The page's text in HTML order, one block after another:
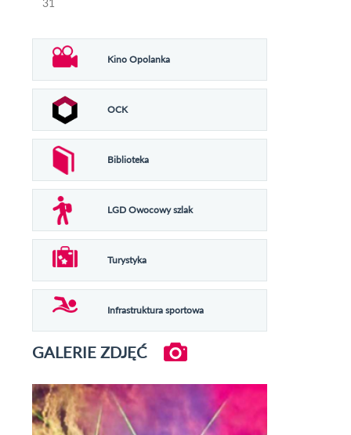
31
Kino Opolanka
OCK
Biblioteka
LGD Owocowy szlak
Turystyka
Infrastruktura sportowa
GALERIE ZDJĘĆ